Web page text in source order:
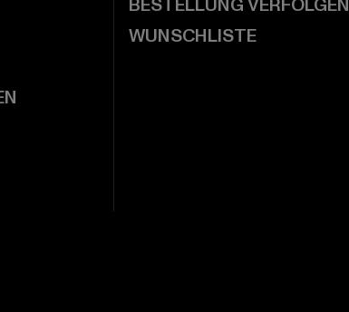
BESTELLUNG VERFOLGEN
WUNSCHLISTE